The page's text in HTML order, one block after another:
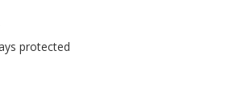
protected